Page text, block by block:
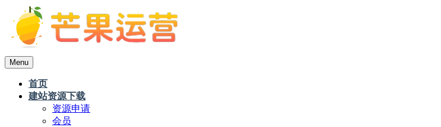
Menu
首页
建站资源下载
资源申请
会员